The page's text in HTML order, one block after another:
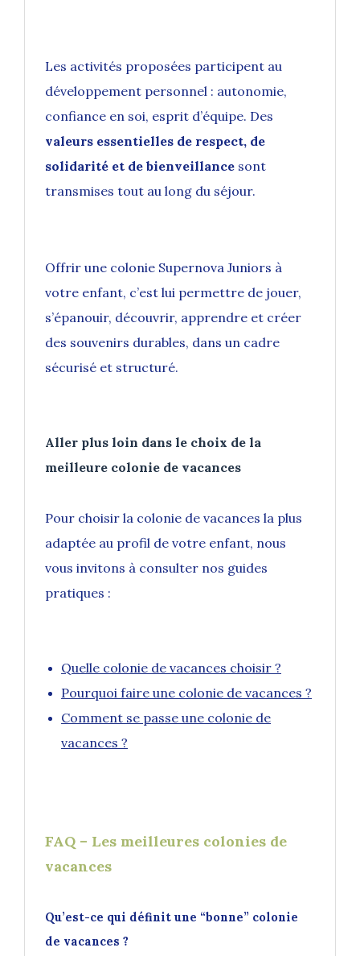
Les activités proposées participent au
développement personnel : autonomie,
confiance en soi, esprit d’équipe. Des
valeurs essentielles de respect, de
solidarité et de bienveillance sont
transmises tout au long du séjour.
Offrir une colonie Supernova Juniors à
votre enfant, c’est lui permettre de jouer,
s’épanouir, découvrir, apprendre et créer
des souvenirs durables, dans un cadre
sécurisé et structuré.
Aller plus loin dans le choix de la
meilleure colonie de vacances
Pour choisir la colonie de vacances la plus
adaptée au profil de votre enfant, nous
vous invitons à consulter nos guides
pratiques :
Quelle colonie de vacances choisir ?
Pourquoi faire une colonie de vacances ?
Comment se passe une colonie de
vacances ?
FAQ – Les meilleures colonies de
vacances
Qu’est-ce qui définit une “bonne” colonie
de vacances ?